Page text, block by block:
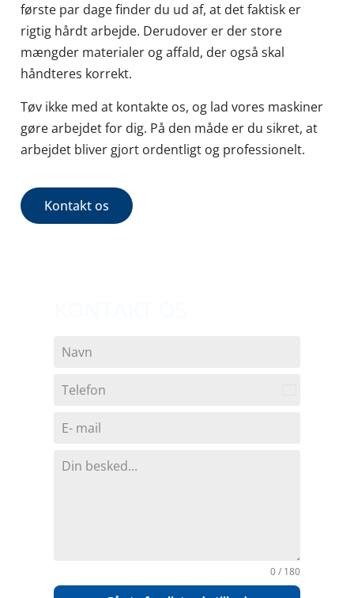
første par dage finder du ud af, at det faktisk er
rigtig hårdt arbejde. Derudover er der store
mængder materialer og affald, der også skal
håndteres korrekt.
Tøv ikke med at kontakte os, og lad vores maskiner
gøre arbejdet for dig. På den måde er du sikret, at
arbejdet bliver gjort ordentligt og professionelt.
Kontakt os
0 / 180